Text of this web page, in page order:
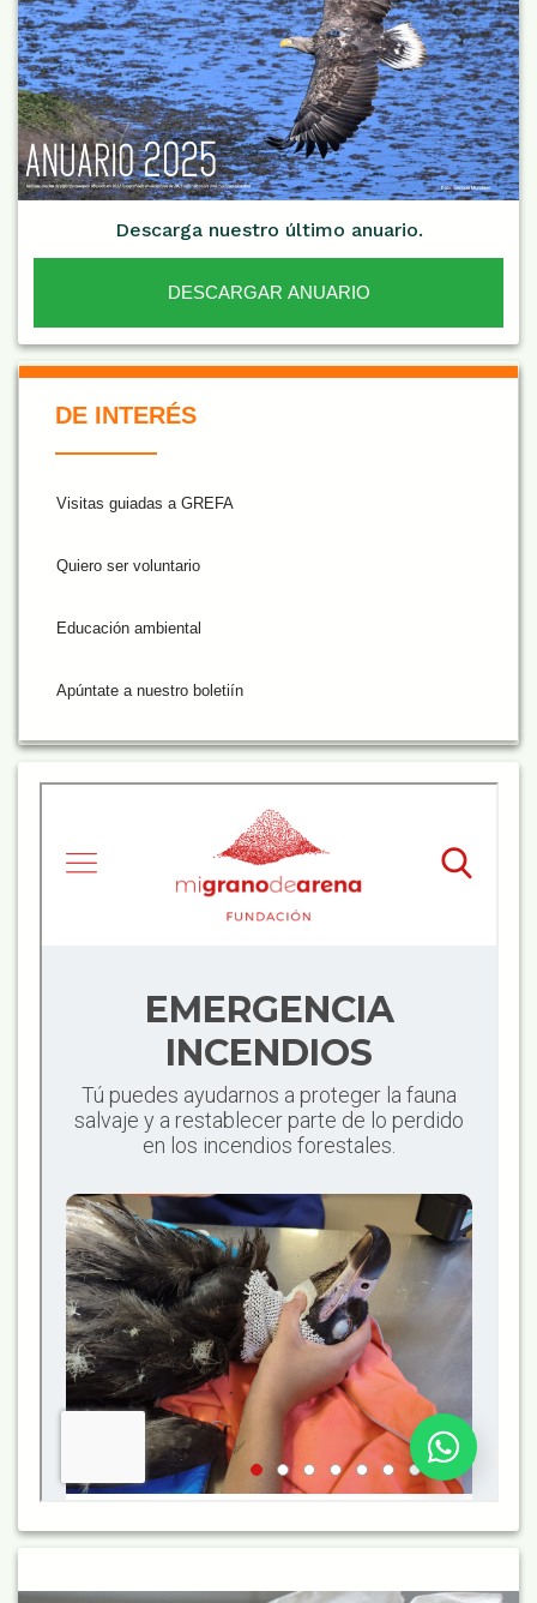
Descarga nuestro último anuario.
DESCARGAR ANUARIO
De Interés NARANJA
DE INTERÉS
Visitas guiadas a GREFA
Quiero ser voluntario
Educación ambiental
Apúntate a nuestro boletiín